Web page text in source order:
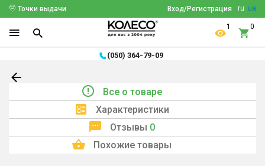
ru ua
Вход/Регистрация
Точки выдачи
1 0
(050) 364-79-09
Все о товаре
Характеристики
Отзывы 0
Похожие товары